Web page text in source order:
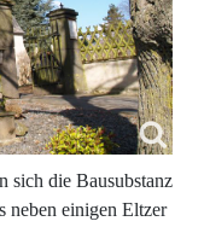
sich die Bausubstanz
neben einigen Eltzer